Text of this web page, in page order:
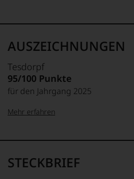
AUSZEICHNUNGEN
Tesdorpf
95/100 Punkte
für den Jahrgang 2025
95–98 Punkte:
Name
Tesdorpf
Mehr erfahren
STECKBRIEF